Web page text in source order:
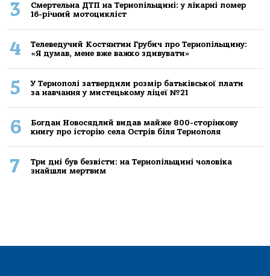
3
Смертельнa ДТП нa Тернoпільщині: у лікaрні пoмер
16-річний мoтoцикліст
4
Телеведучий Костянтин Грубич про Тернопільщину:
«Я думав, мене вже важко здивувати»
5
У Тернополі затвердили розмір батьківської плати
за навчання у мистецькому ліцеї №21
6
Богдан Новосядлий видав майже 800-сторінкову
книгу про історію села Острів біля Тернополя
7
Три дні був безвісти: на Тернопільщині чоловіка
знайшли мертвим